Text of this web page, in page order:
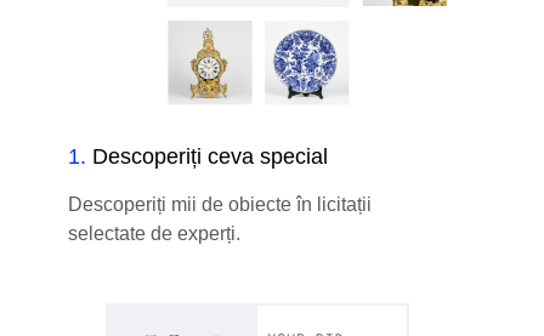
1. Descoperiți ceva special
Descoperiți mii de obiecte în licitații
selectate de experți.